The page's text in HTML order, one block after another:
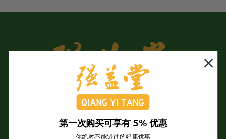
第一次购买可享有 5% 优惠
你绝对不能错过的好康优惠